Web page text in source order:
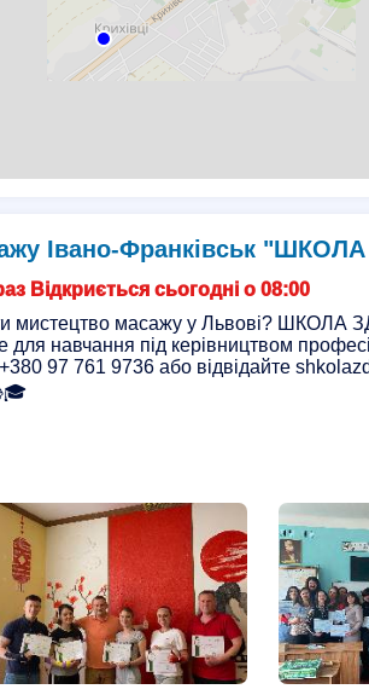
Івано-Франківськ
Відкриється сьогодні о 08:00
мистецтво масажу у Львові? ШКОЛА
для навчання під керівництвом
97 761 9736 або відвідайте